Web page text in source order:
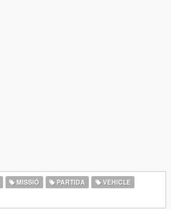
MISSIÓ PARTIDA
VEHICLE